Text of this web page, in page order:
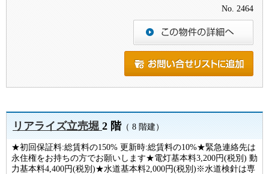
No. 2464
リアライズ立売堀2 階（ 8 階建）
★初回保証料:総賃料の150% 更新時:総賃料の10%★緊急連絡先は
永住権をお持ちの方でお願いします★電灯基本料3,200円(税別) 動
力基本料4,400円(税別)★水道基本料2,000円(税別)※水道検針は専